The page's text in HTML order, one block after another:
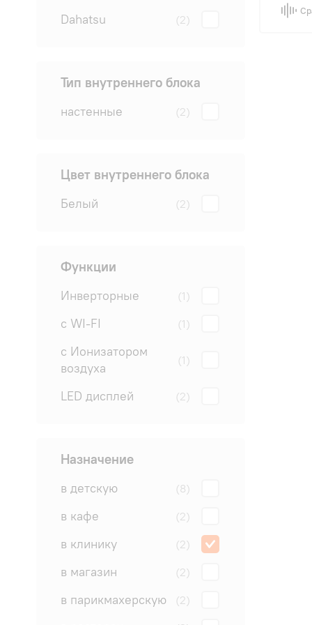
Dahatsu (2)
Тип внутреннего блока
настенные (2)
Цвет внутреннего блока
Белый (2)
Функции
Инверторные (1)
с WI-FI (1)
с Ионизатором
воздуха
(1)
LED дисплей (2)
Назначение
в детскую (8)
в кафе (2)
в клинику (2)
в магазин (2)
в парикмахерскую (2)